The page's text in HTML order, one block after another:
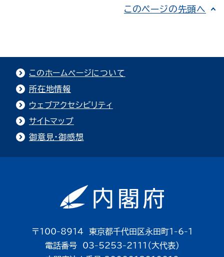
このページの先頭へ
このホームページについて
所在地情報
ウェブアクセシビリティ
サイトマップ
御意見・御感想
〒100-8914 東京都千代田区永田町1-6-1
電話番号 03-5253-2111（大代表）